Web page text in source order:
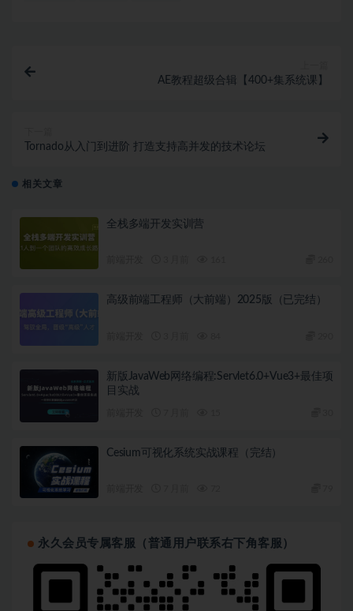
AE教程超级合辑【400+集系统课】
Tornado从入门到进阶 打造支持高并发的技术论坛
相关文章
全栈多端开发实训营
高级前端工程师（大前端）2025版（已完结）
新版JavaWeb网络编程:Servlet6.0+Vue3+最佳项
目实战
Cesium可视化系统实战课程（完结）
永久会员专属客服（普通用户联系右下角客服）